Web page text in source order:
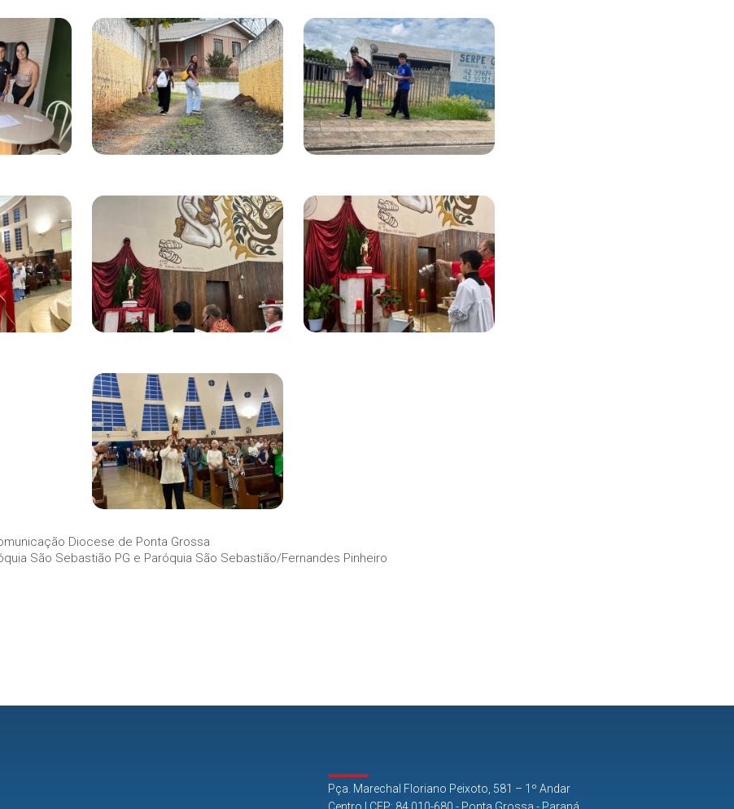
Diocese de Ponta Grossa
São Sebastião PG e Paróquia São Sebastião/Fernandes Pinheiro
Pça. Marechal Floriano Peixoto, 581 – 1º Andar